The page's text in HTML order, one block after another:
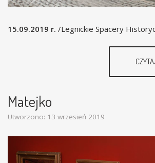
15.09.2019 r. /Legnickie Spacery
Matejko
Utworzono: 13 wrzesień 2019